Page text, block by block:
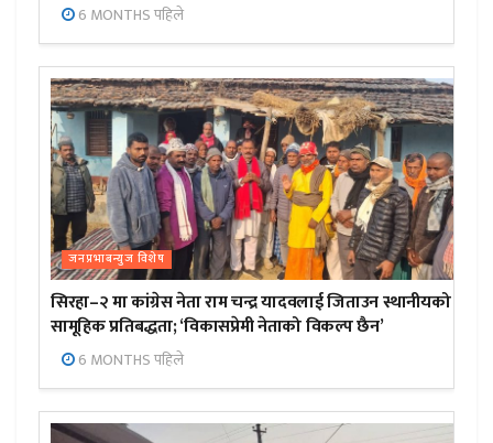
6 MONTHS पहिले
जनप्रभाबन्युज विशेष
सिरहा–२ मा कांग्रेस नेता राम चन्द्र यादवलाई जिताउन स्थानीयको
सामूहिक प्रतिबद्धता; ‘विकासप्रेमी नेताको विकल्प छैन’
6 MONTHS पहिले